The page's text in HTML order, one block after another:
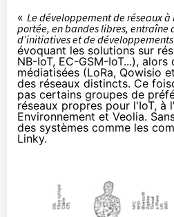
« Le développement de réseaux
portée, en bandes libres, entraîne
d’initiatives et de développements
évoquant les solutions sur
NB-IoT, EC-GSM-IoT...), alors
médiatisées (LoRa, Qowisio
des réseaux distincts. Ce
pas certains groupes de
réseaux propres pour l'IoT, à
Environnement et Veolia.
des systèmes comme les
Linky.